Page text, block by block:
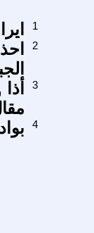
1
2
3
4